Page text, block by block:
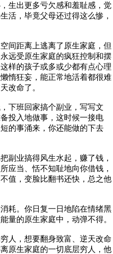
生出更多亏欠感和羞耻感，觉
活，毕竟父母还过得这么惨，
间距离上逃离了原生家庭，但
远受原生家庭的疯狂控制和摆
样的孩子或多或少都有点心理
惰狂妄，能正常地活着都很难
改命了。
下班回家搞个副业，写写文
投入地做事，这时候一接电
的事涌来，你还能做的下去
副业搞得风生水起，赚了钱，
应当、恬不知耻地向你借钱，
值，变脸比翻书还快，总之他
耗。你日复一日地陷在情绪黑
量的原生家庭中，动弹不得。
人，想要翻身致富、逆天改命
原生家庭的一切底层穷人，他